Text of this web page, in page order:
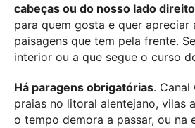
cabeças ou do nosso lado direito
para quem gosta e quer apreciar
paisagens que tem pela frente.
interior ou a que segue o curso
Há paragens obrigatórias. Canal
praias no litoral alentejano, vilas
o tempo demora a passar, ou na